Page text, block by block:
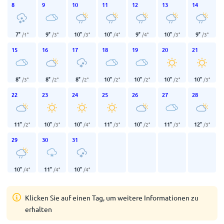
8
7° /1°
9
9° /3°
10
10° /3°
11
10° /4°
12
9° /4°
13
10° /3°
14
9° /3°
15
8° /3°
16
8° /2°
17
8° /2°
18
10° /2°
19
10° /2°
20
10° /2°
21
10° /3°
22
11° /2°
23
10° /3°
24
10° /4°
25
11° /3°
26
10° /2°
27
11° /3°
28
12° /3°
29
10° /4°
30
11° /4°
31
10° /4°
Klicken Sie auf einen Tag, um weitere Informationen zu
erhalten